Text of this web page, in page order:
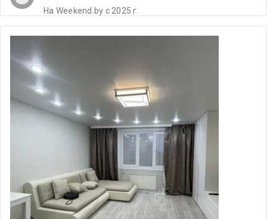
На Weekend.by с 2025 г.